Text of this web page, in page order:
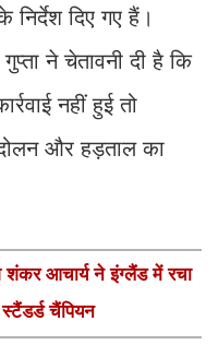
दिए गए हैं।
ने चेतावनी दी है कि
नहीं हुई तो
और हड़ताल का
आचार्य ने इंग्लैंड में रचा
चैंपियन